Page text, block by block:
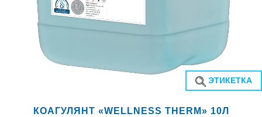
ЭТИКЕТКА
КОАГУЛЯНТ «WELLNESS THERM» 10Л